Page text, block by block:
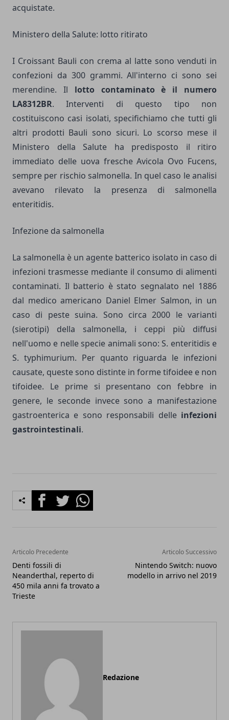
acquistate.
Ministero della Salute: lotto ritirato
I Croissant Bauli con crema al latte sono venduti in
confezioni da 300 grammi. All'interno ci sono sei
merendine. Il lotto contaminato è il numero
LA8312BR. Interventi di questo tipo non
costituiscono casi isolati, specifichiamo che tutti gli
altri prodotti Bauli sono sicuri. Lo scorso mese il
Ministero della Salute ha predisposto il ritiro
immediato delle uova fresche Avicola Ovo Fucens,
sempre per rischio salmonella. In quel caso le analisi
avevano rilevato la presenza di salmonella
enteritidis.
Infezione da salmonella
La salmonella è un agente batterico isolato in caso di
infezioni trasmesse mediante il consumo di alimenti
contaminati. Il batterio è stato segnalato nel 1886
dal medico americano Daniel Elmer Salmon, in un
caso di peste suina. Sono circa 2000 le varianti
(sierotipi) della salmonella, i ceppi più diffusi
nell'uomo e nelle specie animali sono: S. enteritidis e
S. typhimurium. Per quanto riguarda le infezioni
causate, queste sono distinte in forme tifoidee e non
tifoidee. Le prime si presentano con febbre in
genere, le seconde invece sono a manifestazione
gastroenterica e sono responsabili delle infezioni
gastrointestinali.
FacebookTwitterWhatsapp
Articolo Precedente
Denti fossili di
Neanderthal, reperto di
450 mila anni fa trovato a
Trieste
Articolo Successivo
Nintendo Switch: nuovo
modello in arrivo nel 2019
Redazione